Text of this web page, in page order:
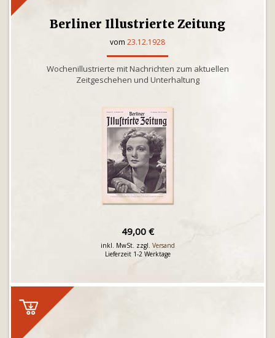
Berliner Illustrierte Zeitung
vom 23.12.1928
Wochenillustrierte mit Nachrichten zum aktuellen
Zeitgeschehen und Unterhaltung
49,00 €
inkl. MwSt. zzgl. Versand
Lieferzeit 1-2 Werktage